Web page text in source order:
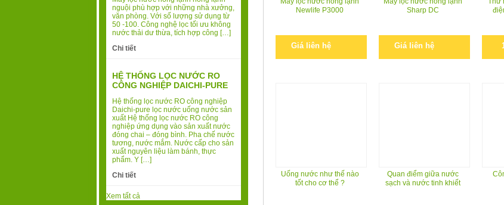
nguội phù hợp với những nhà xưởng,
văn phòng. Với số lượng sử dụng từ
50 -100. Công nghệ lọc tối ưu không
nước thải dư thừa, tích hợp công […]
Chi tiết
HỆ THỐNG LỌC NƯỚC RO
CÔNG NGHIỆP DAICHI-PURE
Hệ thống lọc nước RO công nghiệp
Daichi-pure lọc nước uống nước sản
xuất Hệ thống lọc nước RO công
nghiệp ứng dụng vào sản xuất nước
đóng chai – đóng bình. Pha chế nước
tương, nước mắm. Nước cấp cho sản
xuất nguyên liệu làm bánh, thực
phẩm. Y […]
Chi tiết
Xem tất cả
Newlife P3000
Giá liên hệ
Sharp DC
Giá liên hệ
Uống nước như thế nào
tốt cho cơ thể ?
Quan điểm giữa nước
sạch và nước tinh khiết